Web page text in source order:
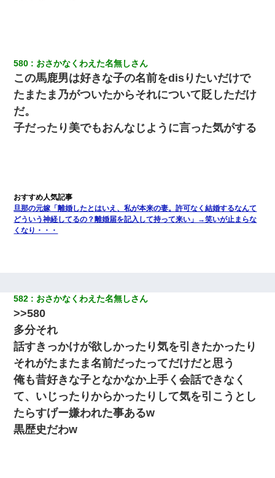
580 おさかなくわえた名無しさん
この馬鹿男は好きな子の名前をdisりたいだけで
たまたま乃がついたからそれについて貶しただけ
だ。
子だったり美でもおんなじように言った気がする
旦那の元嫁「離婚したとはいえ、私が本来の妻。許可なく結婚するなんて
どういう神経してるの？離婚届を記入して持って来い」→笑いが止まらな
くなり・・・
582 おさかなくわえた名無しさん
>>580
多分それ
話すきっかけが欲しかったり気を引きたかったり
それがたまたま名前だったってだけだと思う
俺も昔好きな子となかなか上手く会話できなく
て、いじったりからかったりして気を引こうとし
たらすげー嫌われた事あるw
黒歴史だわw